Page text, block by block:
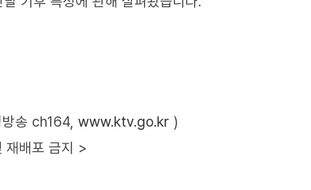
송 ch164, www.ktv.go.kr )
배포 금지 >